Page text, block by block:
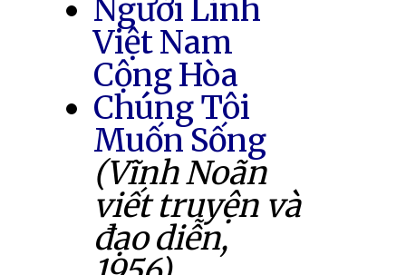
Người Lính
Việt Nam
Cộng Hòa
Chúng Tôi
Muốn Sống
(Vĩnh Noãn
viết truyện và
đạo diễn,